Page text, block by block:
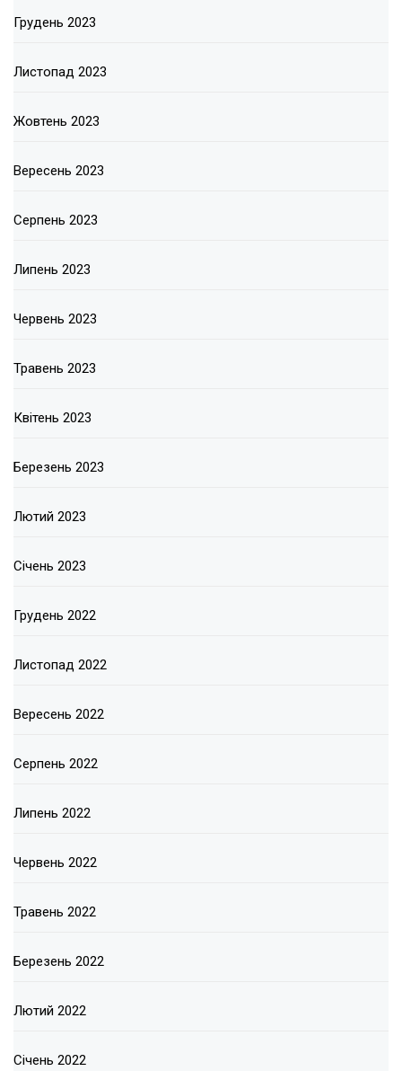
Грудень 2023
Листопад 2023
Жовтень 2023
Вересень 2023
Серпень 2023
Липень 2023
Червень 2023
Травень 2023
Квітень 2023
Березень 2023
Лютий 2023
Січень 2023
Грудень 2022
Листопад 2022
Вересень 2022
Серпень 2022
Липень 2022
Червень 2022
Травень 2022
Березень 2022
Лютий 2022
Січень 2022